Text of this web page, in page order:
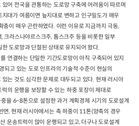
어 전국을 관통하는 도로망 구축에 어려움이 따르며
대가 여름이면 늪지대로 변하고 인구밀도가 매우
충이 매우 곤란하였다. 이런 이유로 지금까지 극동,
크라스나야르스크주, 톰스크주 등을 비롯한 일부
도로망과 단절된 상태로 유지되어 왔다.
연결하는 단일한 기간도로망이 아직 구축되어 있지
되고 있는 도로 인프라의 기술적 수준이 현실의
는 것도 심각한 문제로 대두되고 있다. 현재 러시아
의 운행을 보장할 수 있는 하중 포장이 제대로
을 6~8톤으로 설정한 과거 계획경제 시기의 도로설계
면, 현재 러시아에서는 축 하중이 11톤(양축의 경우
운송트럭이 많이 운행되고 있고, 더구나 도로설계